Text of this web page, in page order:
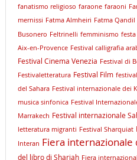
fanatismo religioso faraone faraoni
mernissi Fatma Almheiri Fatma Qandil
Busonero Feltrinelli femminismo
Aix-en-Provence Festival calligrafia
Festival Cinema Venezia Festival di
Festivaletteratura Festival Film
del Sahara Festival internazionale dei
musica sinfonica Festival
Marrakech Festival internazionale
letteratura migranti Festival Sharquiat
Interan Fiera internazionale
del libro di Sharjah Fiera